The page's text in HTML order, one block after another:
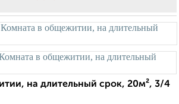
на длительный срок, 20м², 3/4